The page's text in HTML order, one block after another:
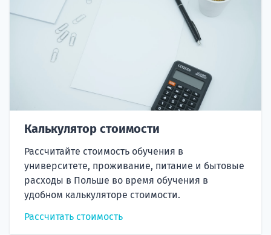
Калькулятор стоимости
Рассчитайте стоимость обучения в
университете, проживание, питание и бытовые
расходы в Польше во время обучения в
удобном калькуляторе стоимости.
Рассчитать стоимость